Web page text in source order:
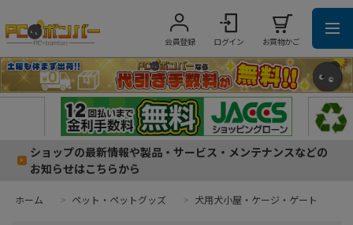
会員登録 ログイン お買物かご
ショップの最新情報や製品・サービス・メンテナンスなどの
お知らせはこちらから
ホーム > ペット・ペットグッズ > 犬用犬小屋・ケージ・ゲート